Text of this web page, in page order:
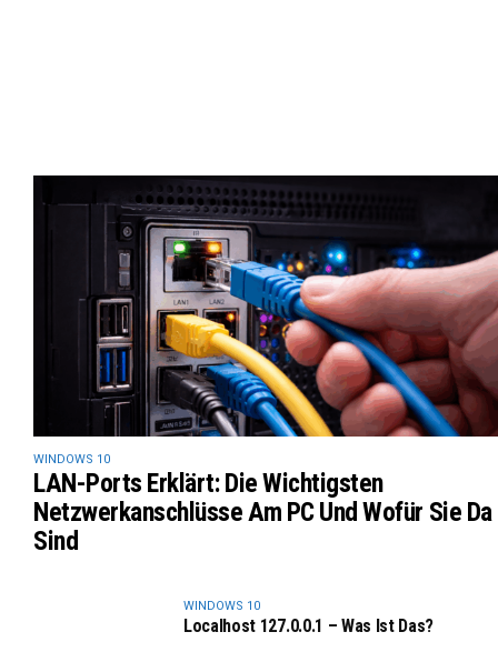
WINDOWS 10
LAN-Ports Erklärt: Die Wichtigsten
Netzwerkanschlüsse Am PC Und Wofür Sie Da
Sind
WINDOWS 10
Localhost 127.0.0.1 – Was Ist Das?